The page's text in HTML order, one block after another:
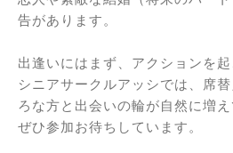
告があります。
出逢いにはまず、アクションを起
シニアサークルアッシでは、席
ろな方と出会いの輪が自然に増え
ぜひ参加お待ちしています。